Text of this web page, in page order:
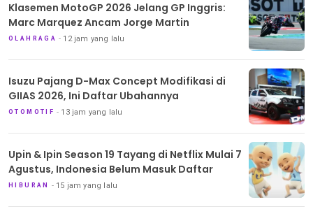
Klasemen MotoGP 2026 Jelang GP Inggris:
Marc Marquez Ancam Jorge Martin
OLAHRAGA 12 jam yang lalu
Isuzu Pajang D-Max Concept Modifikasi di
GIIAS 2026, Ini Daftar Ubahannya
OTOMOTIF 13 jam yang lalu
Upin & Ipin Season 19 Tayang di Netflix Mulai 7
Agustus, Indonesia Belum Masuk Daftar
HIBURAN 15 jam yang lalu